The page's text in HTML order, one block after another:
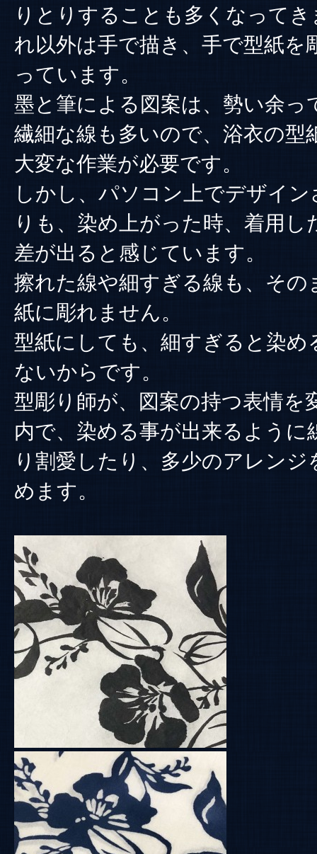
りとりすることも多くなって
れ以外は手で描き、手で型紙を
っています。
墨と筆による図案は、勢い余っ
繊細な線も多いので、浴衣の型
大変な作業が必要です。
しかし、パソコン上でデザイ
りも、染め上がった時、着用し
差が出ると感じています。
擦れた線や細すぎる線も、その
紙に彫れません。
型紙にしても、細すぎると染め
ないからです。
型彫り師が、図案の持つ表情を
内で、染める事が出来るように
り割愛したり、多少のアレンジ
めます。